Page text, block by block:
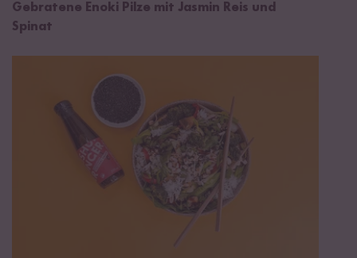
Gebratene Enoki Pilze mit Jasmin Reis und
Spinat